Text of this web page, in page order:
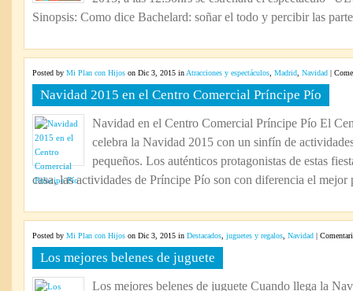
Sinopsis: Como dice Bachelard: soñar el todo y percibir las
Posted by Mi Plan con Hijos on Dic 3, 2015 in Atracciones y espectáculos Madrid Navidad |
Navidad 2015 en el Centro Comercial Príncipe Pío
Navidad en el Centro Comercial Príncipe Pío El
celebra la Navidad 2015 con un sinfín de
pequeños. Los auténticos protagonistas de estas
casa, las actividades de Príncipe Pío son con diferencia el mejor
Posted by Mi Plan con Hijos on Dic 3, 2015 in Destacados juguetes y regalos Navidad |
Los mejores belenes de juguete
Los mejores belenes de juguete Cuando llega la